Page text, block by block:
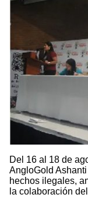
Del 16 al 18 de
AngloGold
hechos ilegales,
la colaboración